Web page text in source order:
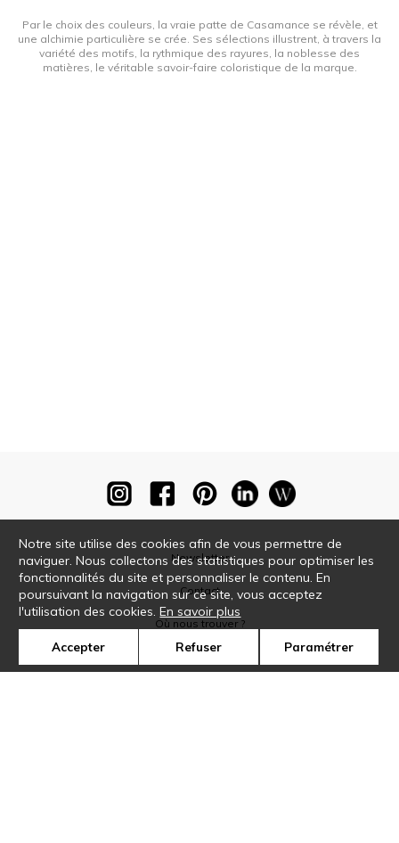
Par le choix des couleurs, la vraie patte de Casamance se révèle, et
une alchimie particulière se crée. Ses sélections illustrent, à travers la
variété des motifs, la rythmique des rayures, la noblesse des
matières, le véritable savoir-faire coloristique de la marque.
Newsletter
Contact
Où nous trouver ?
Notre site utilise des cookies afin de vous permettre de
naviguer. Nous collectons des statistiques pour optimiser les
fonctionnalités du site et personnaliser le contenu. En
poursuivant la navigation sur ce site, vous acceptez
l'utilisation des cookies.En savoir plus
Accepter Refuser Paramétrer